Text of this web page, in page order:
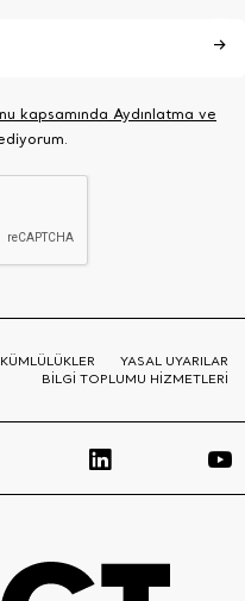
kapsamında Aydınlatma ve
YASAL UYARILAR
BİLGİ TOPLUMU HİZMETLERİ